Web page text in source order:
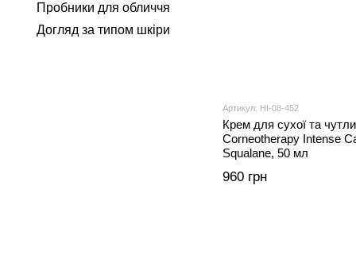
Артикул: HI-08-452
Крем для сухої та
Corneotherapy Intense
Squalane, 50 мл
960 грн
Пробники для обличчя
Догляд за типом шкіри